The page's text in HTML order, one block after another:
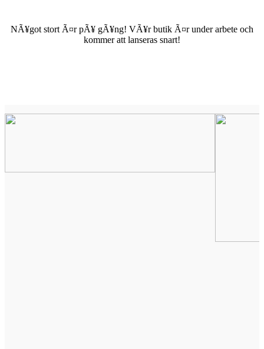
NÃ¥got stort Ã¤r pÃ¥ gÃ¥ng! VÃ¥r butik Ã¤r under arbete och
kommer att lanseras snart!